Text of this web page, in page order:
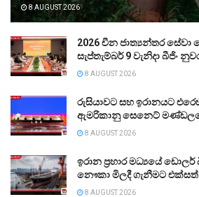
8 AUGUST 2026
2026 චීන ජාත්‍යන්තර සේවා
සැප්තැම්බර් 9 වැනිදා බීජිං
8 AUGUST 2026
රුසියාවට සහ ඉරානයට
ඇමරිකානු සෙනෙට්
8 AUGUST 2026
ඉරාන ප්‍රහාර මධ්‍යයේ
නෞකා මිලදී ගැනීමට එක්සත්
8 AUGUST 2026